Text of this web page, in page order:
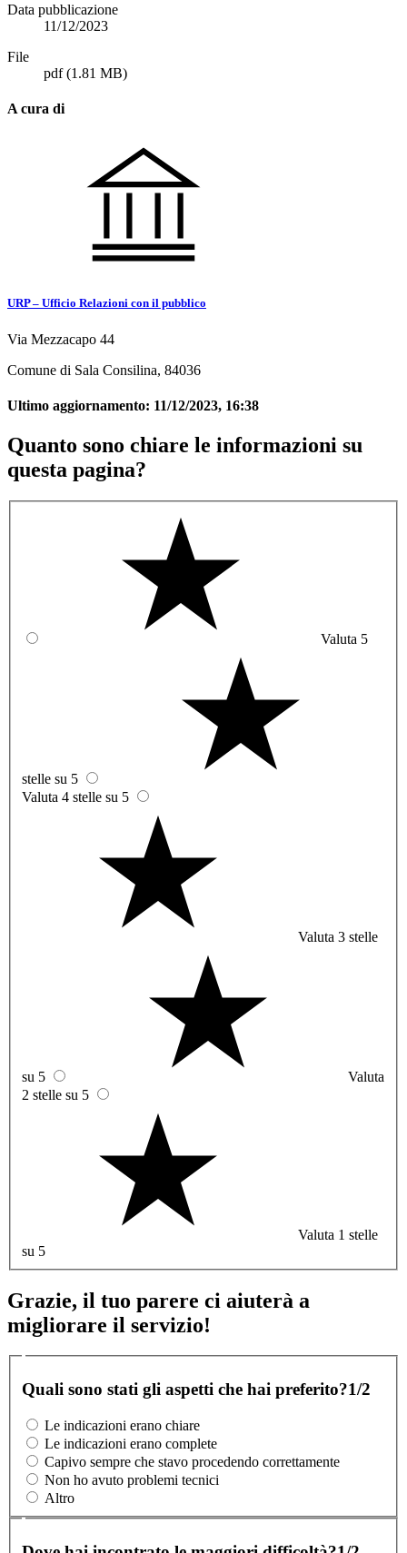
Data pubblicazione
11/12/2023
File
pdf(1.81 MB)
A cura di
URP – Ufficio Relazioni con il pubblico
Via Mezzacapo 44
Comune di Sala Consilina, 84036
Ultimo aggiornamento: 11/12/2023, 16:38
Quanto sono chiare le informazioni su
questa pagina?
Valuta 5
stelle su 5
Valuta 4 stelle su 5
Valuta 3 stelle
su 5
Valuta
2 stelle su 5
Valuta 1 stelle
su 5
Grazie, il tuo parere ci aiuterà a
migliorare il servizio!
Quali sono stati gli aspetti che hai preferito?1/2
Le indicazioni erano chiare
Le indicazioni erano complete
Capivo sempre che stavo procedendo correttamente
Non ho avuto problemi tecnici
Altro